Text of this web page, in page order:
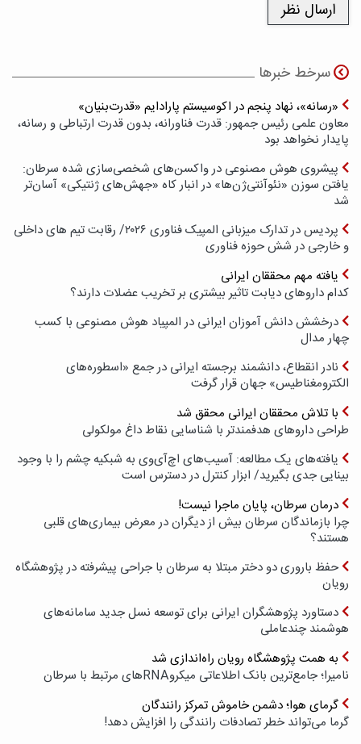
سرخط خبرها
«رسانه»، نهاد پنجم در اکوسیستم پارادایم «قدرت‌بنیان»
معاون علمی رئیس جمهور: قدرت فناورانه، بدون قدرت ارتباطی و رسانه،
پایدار نخواهد بود
پیشروی هوش مصنوعی در واکسن‌های شخصی‌سازی شده سرطان:
یافتن سوزن «نئوآنتی‌ژن‌ها» در انبار کاه «جهش‌های ژنتیکی» آسان‌تر
شد
پردیس در تدارک میزبانی المپیک فناوری ۲۰۲۶/ رقابت تیم های داخلی
و خارجی در شش حوزه فناوری
یافته مهم محققان ایرانی
کدام داروهای دیابت تاثیر بیشتری بر تخریب عضلات دارند؟
درخشش دانش آموزان ایرانی در المپیاد هوش مصنوعی با کسب
چهار مدال
نادر انقطاع، دانشمند برجسته ایرانی در جمع «اسطوره‌های
الکترومغناطیس» جهان قرار گرفت
با تلاش محققان ایرانی محقق شد
طراحی داروهای هدفمندتر با شناسایی نقاط داغ مولکولی
یافته‌های یک مطالعه: آسیب‌های اچ‌آی‌وی به شبکیه چشم را با وجود
بینایی جدی بگیرید/ ابزار کنترل در دسترس است
درمان سرطان، پایان ماجرا نیست!
چرا بازماندگان سرطان بیش از دیگران در معرض بیماری‌های قلبی
هستند؟
حفظ باروری دو دختر مبتلا به سرطان با جراحی پیشرفته در پژوهشگاه
رویان
دستاورد پژوهشگران ایرانی برای توسعه نسل جدید سامانه‌های
هوشمند چندعاملی
به همت پژوهشگاه رویان راه‌اندازی شد
نامیرا؛ جامع‌ترین بانک اطلاعاتی میکروRNAهای مرتبط با سرطان
گرمای هوا؛ دشمن خاموش تمرکز رانندگان
گرما می‌تواند خطر تصادفات رانندگی را افزایش دهد!